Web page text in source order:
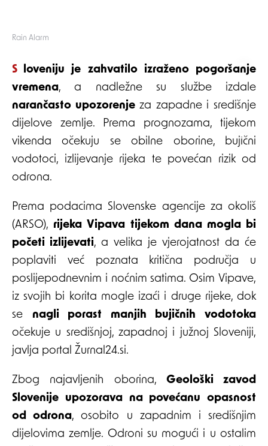
Rain Alarm
Sloveniju je zahvatilo izraženo pogoršanje
vremena, a nadležne su službe izdale
narančasto upozorenjeza zapadne i središnje
dijelove zemlje. Prema prognozama, tijekom
vikenda očekuju se obilne oborine, bujični
vodotoci, izlijevanje rijeka te povećan rizik od
odrona.
Prema podacima Slovenske agencije za okoliš
(ARSO), rijeka Vipava tijekom dana mogla bi
početi izlijevati, a velika je vjerojatnost da će
poplaviti već poznata kritična područja u
poslijepodnevnim i noćnim satima. Osim Vipave,
iz svojih bi korita mogle izaći i druge rijeke, dok
se nagli porast manjih bujičnih vodotoka
očekuje u središnjoj, zapadnoj i južnoj Sloveniji,
javlja portal Žurnal24.si.
Zbog najavljenih oborina, Geološki zavod
Slovenije upozorava na povećanu opasnost
od odrona, osobito u zapadnim i središnjim
dijelovima zemlje. Odroni su mogući i u ostalim